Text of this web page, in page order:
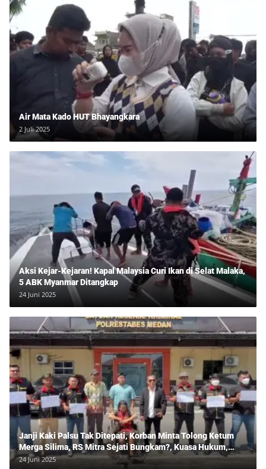
Air Mata Kado HUT Bhayangkara
2 Juli 2025
Aksi Kejar-Kejaran! Kapal Malaysia Curi Ikan di Selat Malaka,
5 ABK Myanmar Ditangkap
24 Juni 2025
Janji Kaki Palsu Tak Ditepati, Korban Minta Tolong Ketum
Merga Silima, RS Mitra Sejati Bungkam?, Kuasa Hukum,
Hans Silalahi Dampingi Julita Cari Keadilan
24 Juni 2025